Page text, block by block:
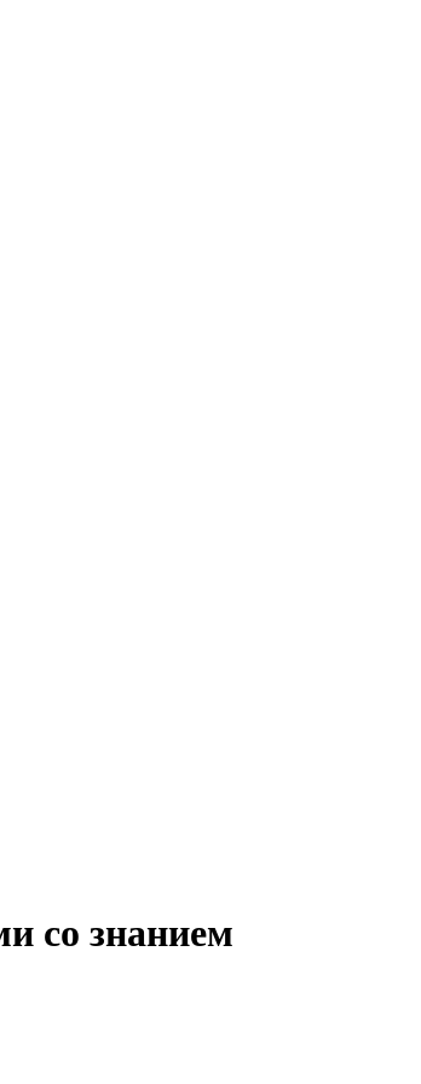
со знанием